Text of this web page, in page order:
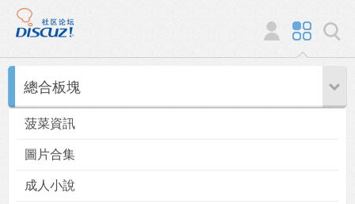
總合板塊
菠菜資訊
圖片合集
成人小說